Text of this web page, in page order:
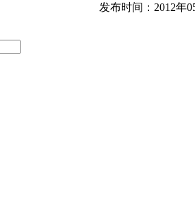
发布时间：2012年